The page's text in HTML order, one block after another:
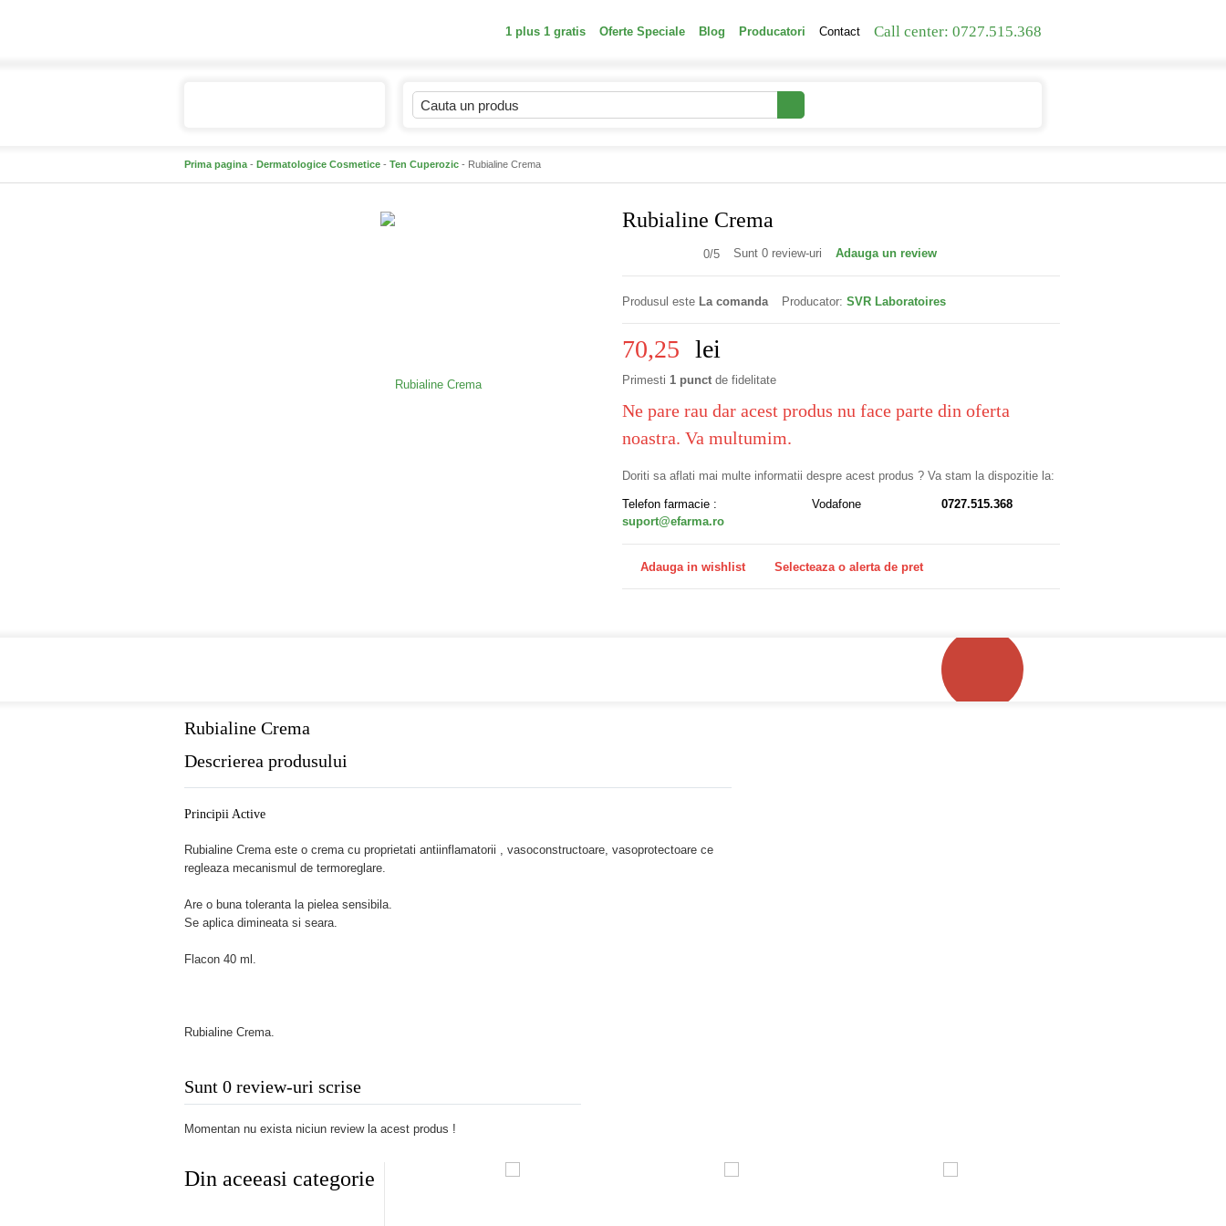
1 plus 1 gratis Oferte Speciale Blog Producatori Contact Call center: 0727.515.368
Prima pagina - Dermatologice Cosmetice - Ten Cuperozic - Rubialine Crema
Rubialine Crema
0/5 Sunt 0 review-uri Adauga un review
Produsul este La comanda Producator: SVR Laboratoires
70,25 lei
Primesti 1 punct de fidelitate
Ne pare rau dar acest produs nu face parte din oferta
noastra. Va multumim.
Doriti sa aflati mai multe informatii despre acest produs ? Va stam la dispozitie la:
Telefon farmacie : Vodafone
0727.515.368
suport@efarma.ro
Adauga in wishlist Selecteaza o alerta de pret
Rubialine Crema
Descrierea produsului
Principii Active
Rubialine Crema este o crema cu proprietati antiinflamatorii , vasoconstructoare, vasoprotectoare ce
regleaza mecanismul de termoreglare.
Are o buna toleranta la pielea sensibila.
Se aplica dimineata si seara.
Flacon 40 ml.
Rubialine Crema.
Sunt 0 review-uri scrise
Momentan nu exista niciun review la acest produs !
Din aceeasi categorie